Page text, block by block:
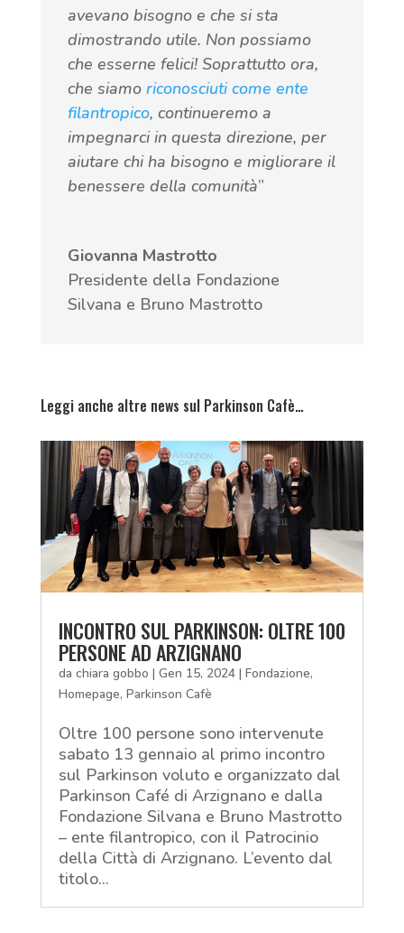
avevano bisogno e che si sta
dimostrando utile. Non possiamo
che esserne felici! Soprattutto ora,
che siamo riconosciuti come ente
filantropico, continueremo a
impegnarci in questa direzione, per
aiutare chi ha bisogno e migliorare il
benessere della comunità”
Giovanna Mastrotto
Presidente della Fondazione
Silvana e Bruno Mastrotto
Leggi anche altre news sul Parkinson Cafè…
INCONTRO SUL PARKINSON: OLTRE 100
PERSONE AD ARZIGNANO
da chiara gobbo | Gen 15, 2024| Fondazione,
Homepage, Parkinson Cafè
Oltre 100 persone sono intervenute
sabato 13 gennaio al primo incontro
sul Parkinson voluto e organizzato dal
Parkinson Café di Arzignano e dalla
Fondazione Silvana e Bruno Mastrotto
– ente filantropico, con il Patrocinio
della Città di Arzignano. L’evento dal
titolo...